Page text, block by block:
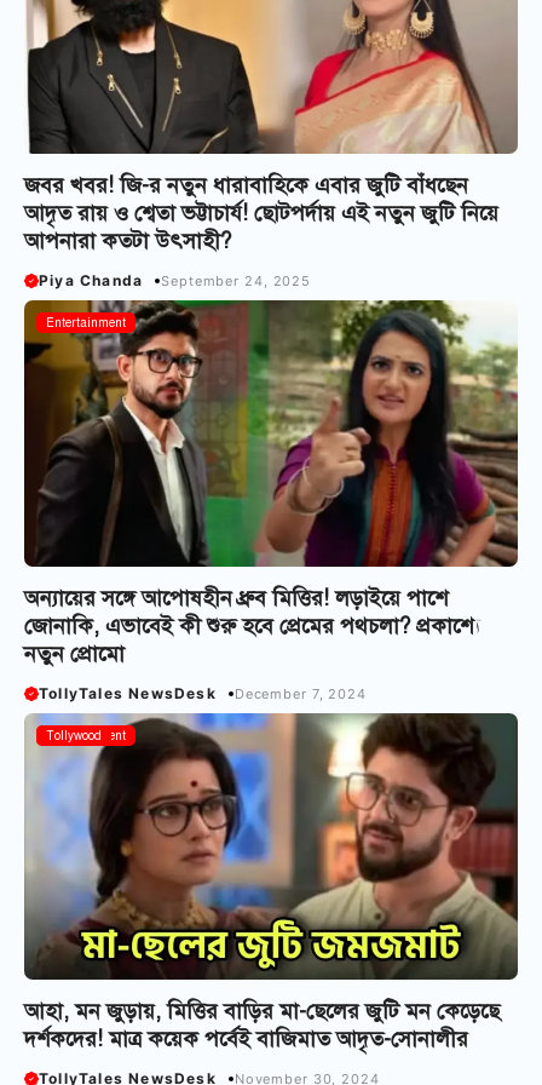
জবর খবর! জি-র নতুন ধারাবাহিকে এবার জুটি বাঁধছেন
আদৃত রায় ও শ্বেতা ভট্টাচার্য! ছোটপর্দায় এই নতুন জুটি নিয়ে
আপনারা কতটা উৎসাহী?
Piya Chanda September 24, 2025
Bangla Serial
Entertainment
অন্যায়ের সঙ্গে আপোষহীন ধ্রুব মিত্তির! লড়াইয়ে পাশে
জোনাকি, এভাবেই কী শুরু হবে প্রেমের পথচলা? প্রকাশ্যে
নতুন প্রোমো
TollyTales NewsDesk December 7, 2024
Entertainment
Tollywood
আহা, মন জুড়ায়, মিত্তির বাড়ির মা-ছেলের জুটি মন কেড়েছে
দর্শকদের! মাত্র কয়েক পর্বেই বাজিমাত আদৃত-সোনালীর
TollyTales NewsDesk November 30, 2024